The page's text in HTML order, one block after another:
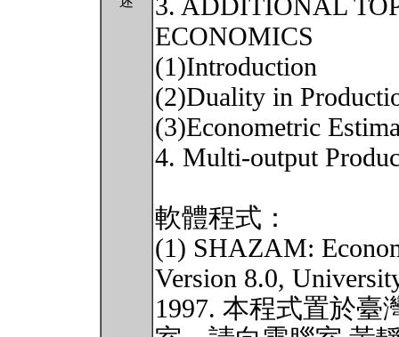
3. ADDITIONAL
ECONOMICS
(1)Introduction
(2)Duality in
(3)Econometric
4. Multi-output
軟體程式：
(1) SHAZAM:
Version 8.0,
1997. 本程式置於臺